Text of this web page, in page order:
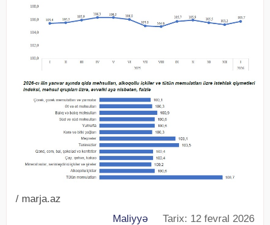
/ marja.az
Maliyyə Tarix: 12 fevral 2026